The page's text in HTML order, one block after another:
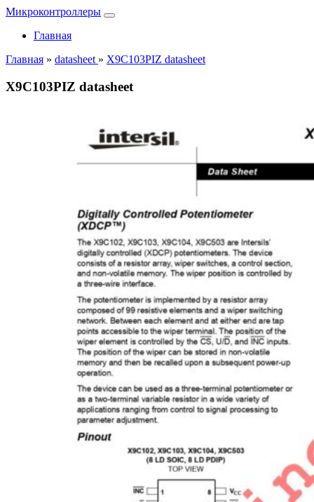
Микроконтроллеры
Главная
Главная » datasheet » X9C103PIZ datasheet
X9C103PIZ datasheet